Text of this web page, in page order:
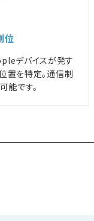
位
デバイスが発す
を特定。通信制
能です。